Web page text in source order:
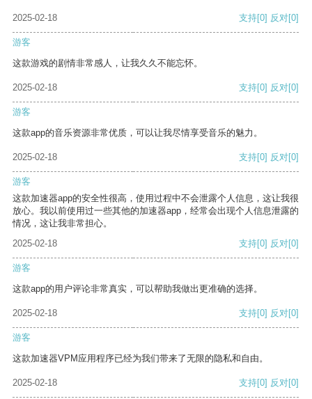
2025-02-18 支持[0] 反对[0]
游客
这款游戏的剧情非常感人，让我久久不能忘怀。
2025-02-18 支持[0] 反对[0]
游客
这款app的音乐资源非常优质，可以让我尽情享受音乐的魅力。
2025-02-18 支持[0] 反对[0]
游客
这款加速器app的安全性很高，使用过程中不会泄露个人信息，这让我很
放心。我以前使用过一些其他的加速器app，经常会出现个人信息泄露的
情况，这让我非常担心。
2025-02-18
支持[0] 反对[0]
游客
这款app的用户评论非常真实，可以帮助我做出更准确的选择。
2025-02-18 支持[0] 反对[0]
游客
这款加速器VPM应用程序已经为我们带来了无限的隐私和自由。
2025-02-18 支持[0] 反对[0]